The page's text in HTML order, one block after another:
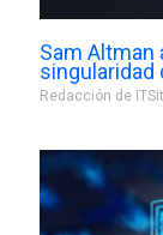
Sam Altman
singularidad
Redacción de